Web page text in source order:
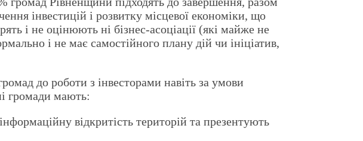
інвестицій і розвитку місцевої економіки, що
і не оцінюють ні бізнес-асоціації (які майже не
і не має самостійного плану дій чи ініціатив,
до роботи з інвесторами навіть за умови
громади мають:
відкритість територій та презентують